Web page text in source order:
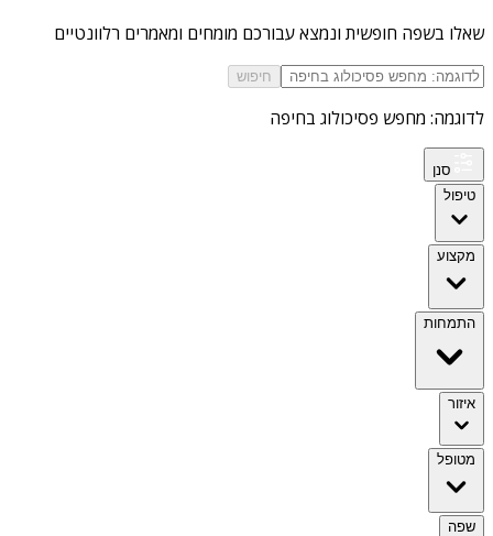
שאלו בשפה חופשית ונמצא עבורכם מומחים ומאמרים רלוונטיים
חיפוש
לדוגמה: מחפש פסיכולוג בחיפה
סנן
טיפול
מקצוע
התמחות
איזור
מטופל
שפה